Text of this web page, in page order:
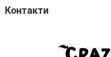
Контакти